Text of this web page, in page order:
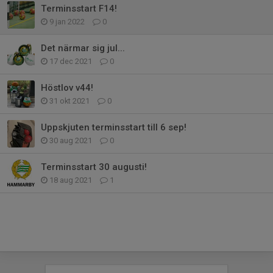
Terminsstart F14!
9 jan 2022 0
Det närmar sig jul...
17 dec 2021 0
Höstlov v44!
31 okt 2021 0
Uppskjuten terminsstart till 6 sep!
30 aug 2021 0
Terminsstart 30 augusti!
18 aug 2021 1